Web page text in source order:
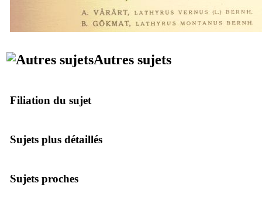
Autres sujets
Filiation du sujet
Sujets plus détaillés
Sujets proches